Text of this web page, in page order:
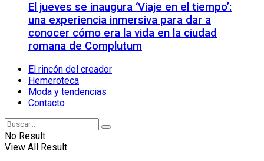
El jueves se inaugura ‘Viaje en el tiempo’:
una experiencia inmersiva para dar a
conocer cómo era la vida en la ciudad
romana de Complutum
El rincón del creador
Hemeroteca
Moda y tendencias
Contacto
No Result
View All Result